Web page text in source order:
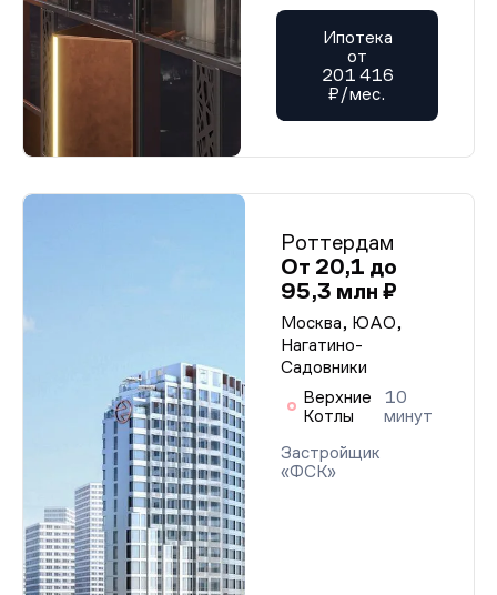
Ипотека
от
201 416
₽/мес.
Роттердам
От 20,1 до
95,3 млн ₽
Москва, ЮАО,
Нагатино-
Садовники
Верхние
Котлы
10
минут
Застройщик
«ФСК»